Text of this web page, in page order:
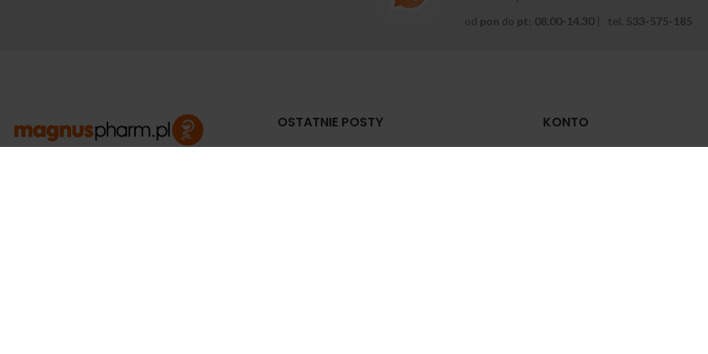
od pon do pt: 08.00-14.30 | tel. 533-575-185
OSTATNIE POSTY KONTO